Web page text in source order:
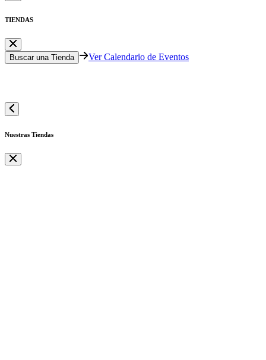
TIENDAS
Buscar una Tienda Ver Calendario de Eventos
Nuestras Tiendas